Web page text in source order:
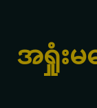
အရှုံးမ